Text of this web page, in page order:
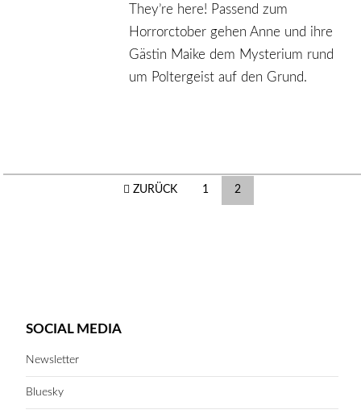
They’re here! Passend zum
Horrorctober gehen Anne und ihre
Gästin Maike dem Mysterium rund
um Poltergeist auf den Grund.
Beitragsnavigation
ZURÜCK 1 2
SOCIAL MEDIA
Newsletter
Bluesky